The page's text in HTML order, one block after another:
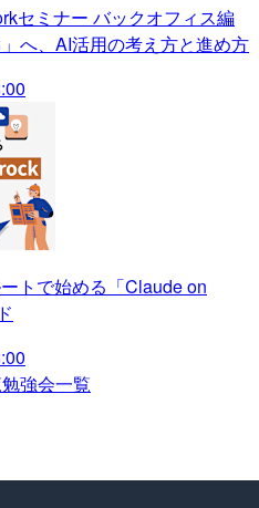
セミナー バックオフィス編
へ、AI活用の考え方と進め方
トで始める「Claude on
勉強会一覧